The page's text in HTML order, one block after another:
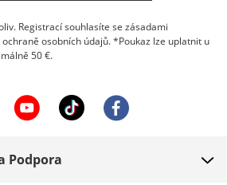
Registrací souhlasíte se zásadami
osobních údajů. *Poukaz lze uplatnit u
50 €.
Podpora